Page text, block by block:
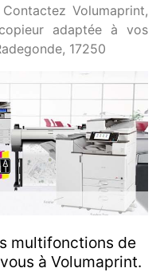
Volumaprint,
adaptée à vos
17250
multifonctions de
à Volumaprint.